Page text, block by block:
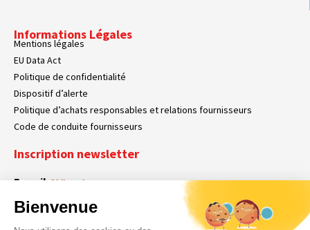
Informations Légales
Mentions légales
EU Data Act
Politique de confidentialité
Dispositif d’alerte
Politique d’achats responsables et relations fournisseurs
Code de conduite fournisseurs
Inscription newsletter
E-mailObligatoire
Bienvenue